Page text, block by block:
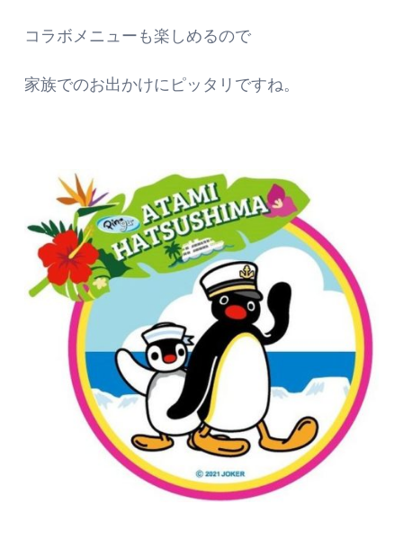
コラボメニューも楽しめるので
家族でのお出かけにピッタリですね。